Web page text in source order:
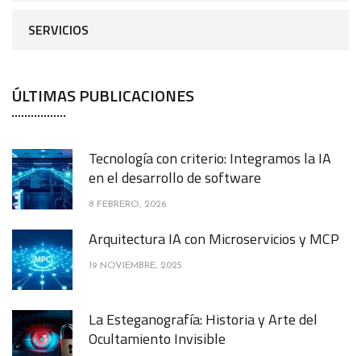
SERVICIOS
ÚLTIMAS PUBLICACIONES
Tecnología con criterio: Integramos la IA
en el desarrollo de software
8 FEBRERO, 2026
Arquitectura IA con Microservicios y MCP
19 NOVIEMBRE, 2025
La Esteganografía: Historia y Arte del
Ocultamiento Invisible